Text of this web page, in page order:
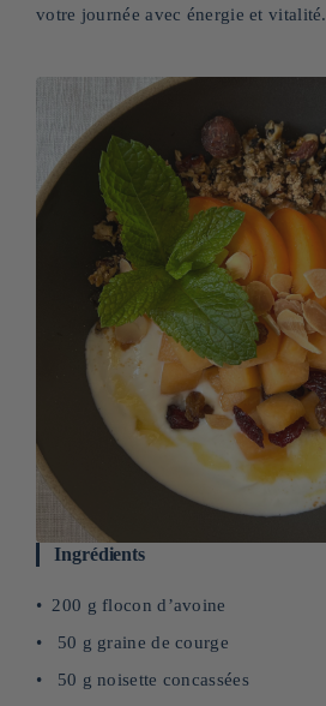
votre journée avec énergie et vitalité.
Ingrédients
200 g flocon d’avoine
50 g graine de courge
50 g noisette concassées